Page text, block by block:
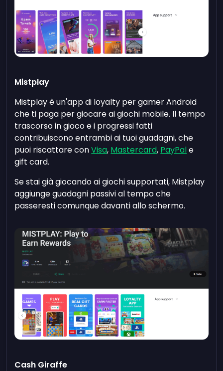
Mistplay
Mistplay è un'app di loyalty per gamer Android
che ti paga per giocare ai giochi mobile. Il tempo
trascorso in gioco e i progressi fatti
contribuiscono entrambi ai tuoi guadagni, che
puoi riscattare conVisa, Mastercard, PayPale
gift card.
Se stai già giocando ai giochi supportati, Mistplay
aggiunge guadagni passivi al tempo che
passeresti comunque davanti allo schermo.
Cash Giraffe